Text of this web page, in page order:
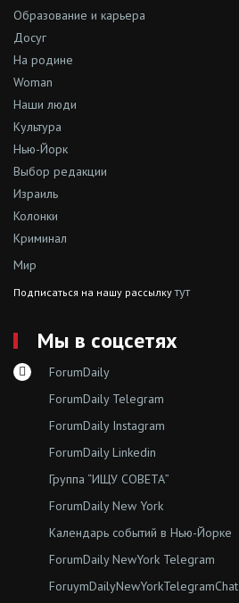
Образование и карьера
Досуг
На родине
Woman
Наши люди
Культура
Нью-Йорк
Выбор редакции
Израиль
Колонки
Криминал
Мир
Подписаться на нашу рассылкутут
Мы в соцсетях
ForumDaily
ForumDaily Telegram
ForumDaily Instagram
ForumDaily Linkedin
Группа “ИЩУ СОВЕТА”
ForumDaily New York
Календарь событий в Нью-Йорке
ForumDaily NewYork Telegram
ForuymDailyNewYorkTelegramChat